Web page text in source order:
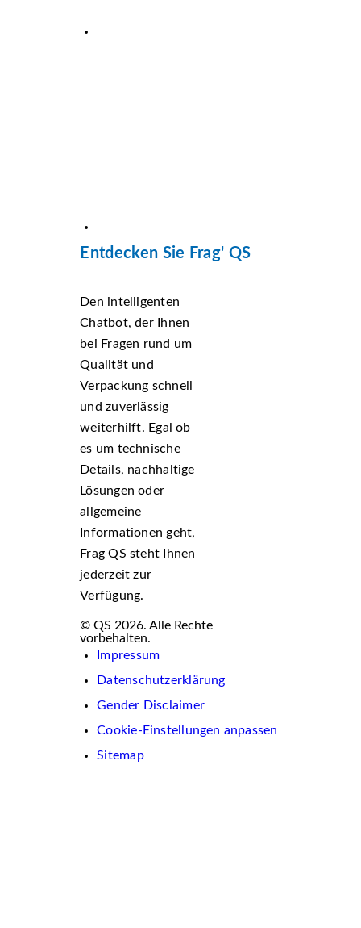
Entdecken Sie Frag' QS
Den intelligenten
Chatbot, der Ihnen
bei Fragen rund um
Qualität und
Verpackung schnell
und zuverlässig
weiterhilft. Egal ob
es um technische
Details, nachhaltige
Lösungen oder
allgemeine
Informationen geht,
Frag QS steht Ihnen
jederzeit zur
Verfügung.
© QS 2026. Alle Rechte
vorbehalten.
Impressum
Datenschutzerklärung
Gender Disclaimer
Cookie-Einstellungen anpassen
Sitemap